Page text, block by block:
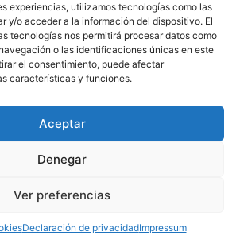
experiencias, utilizamos tecnologías como las
y/o acceder a la información del dispositivo. El
tecnologías nos permitirá procesar datos como
o las identificaciones únicas en este
el consentimiento, puede afectar
características y funciones.
Aceptar
Denegar
Ver preferencias
Declaración de privacidadImpressum
Política de Cookies
Aviso Legal
910 607 564
derechos reservados